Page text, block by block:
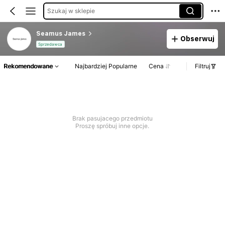
Szukaj w sklepie
Seamus James
Sprzedawca
Obserwuj
Rekomendowane Najbardziej Popularne Cena Filtruj
Brak pasujacego przedmiotu
Proszę spróbuj inne opcje.